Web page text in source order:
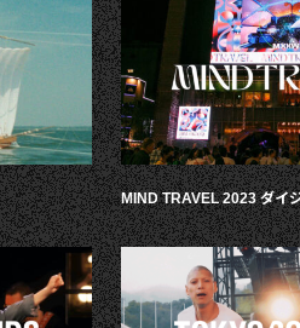
MIND TRAVEL 2023 ダイ